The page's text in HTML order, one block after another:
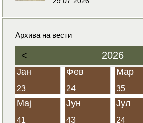
Архива на вести
< 2026
Јан
23
Фев
24
Мар
35
Мај
41
Јун
43
Јул
24